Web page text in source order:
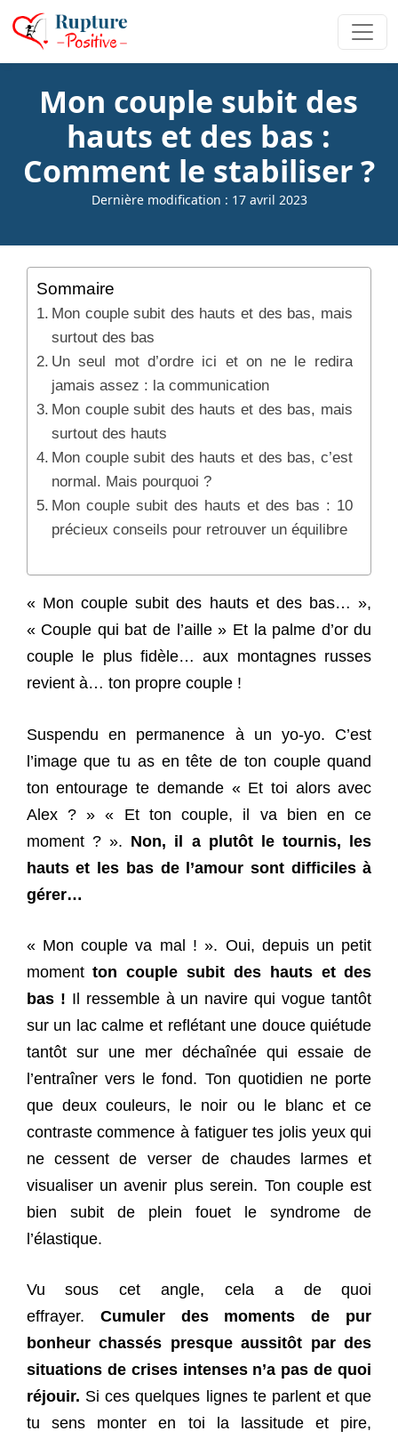
Mon couple subit des
hauts et des bas :
Comment le stabiliser ?
Dernière modification : 17 avril 2023
Sommaire
Mon couple subit des hauts et des bas, mais
surtout des bas
Un seul mot d’ordre ici et on ne le redira
jamais assez : la communication
Mon couple subit des hauts et des bas, mais
surtout des hauts
Mon couple subit des hauts et des bas, c’est
normal. Mais pourquoi ?
Mon couple subit des hauts et des bas : 10
précieux conseils pour retrouver un équilibre
« Mon couple subit des hauts et des bas… »,
« Couple qui bat de l’aille » Et la palme d’or du
couple le plus fidèle… aux montagnes russes
revient à… ton propre couple !
Suspendu en permanence à un yo-yo. C’est
l’image que tu as en tête de ton couple quand
ton entourage te demande « Et toi alors avec
Alex ? » « Et ton couple, il va bien en ce
moment ? ». Non, il a plutôt le tournis, les
hauts et les bas de l’amour sont difficiles à
gérer…
« Mon couple va mal ! ». Oui, depuis un petit
momentton couple subit des hauts et des
bas ! Il ressemble à un navire qui vogue tantôt
sur un lac calme et reflétant une douce quiétude
tantôt sur une mer déchaînée qui essaie de
l’entraîner vers le fond. Ton quotidien ne porte
que deux couleurs, le noir ou le blanc et ce
contraste commence à fatiguer tes jolis yeux qui
ne cessent de verser de chaudes larmes et
visualiser un avenir plus serein. Ton couple est
bien subit de plein fouet le syndrome de
l’élastique.
Vu sous cet angle, cela a de quoi
effrayer. Cumuler des moments de pur
bonheur chassés presque aussitôt par des
situations de crises intenses n’a pas de quoi
réjouir. Si ces quelques lignes te parlent et que
tu sens monter en toi la lassitude et pire,